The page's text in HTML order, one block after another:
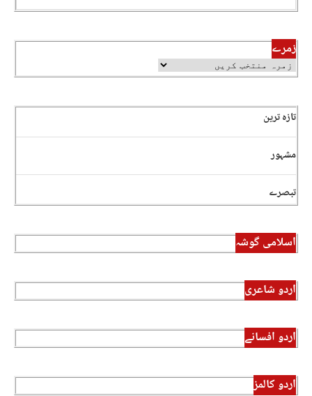
زمرے
تازہ ترین
مشہور
تبصرے
اسلامی گوشہ
اردو شاعری
اردو افسانے
اردو کالمز